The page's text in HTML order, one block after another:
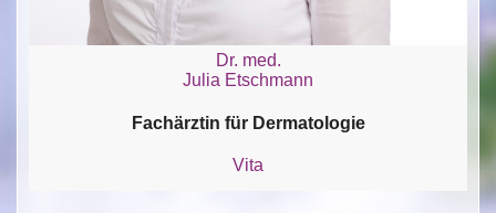
Dr. med.
Julia Etschmann
Fachärztin für Dermatologie
Vita